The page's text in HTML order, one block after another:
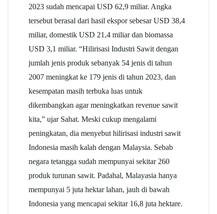
2023 sudah mencapai USD 62,9 miliar. Angka
tersebut berasal dari hasil ekspor sebesar USD 38,4
miliar, domestik USD 21,4 miliar dan biomassa
USD 3,1 miliar. “Hilirisasi Industri Sawit dengan
jumlah jenis produk sebanyak 54 jenis di tahun
2007 meningkat ke 179 jenis di tahun 2023, dan
kesempatan masih terbuka luas untuk
dikembangkan agar meningkatkan revenue sawit
kita,” ujar Sahat. Meski cukup mengalami
peningkatan, dia menyebut hilirisasi industri sawit
Indonesia masih kalah dengan Malaysia. Sebab
negara tetangga sudah mempunyai sekitar 260
produk turunan sawit. Padahal, Malayasia hanya
mempunyai 5 juta hektar lahan, jauh di bawah
Indonesia yang mencapai sekitar 16,8 juta hektare.